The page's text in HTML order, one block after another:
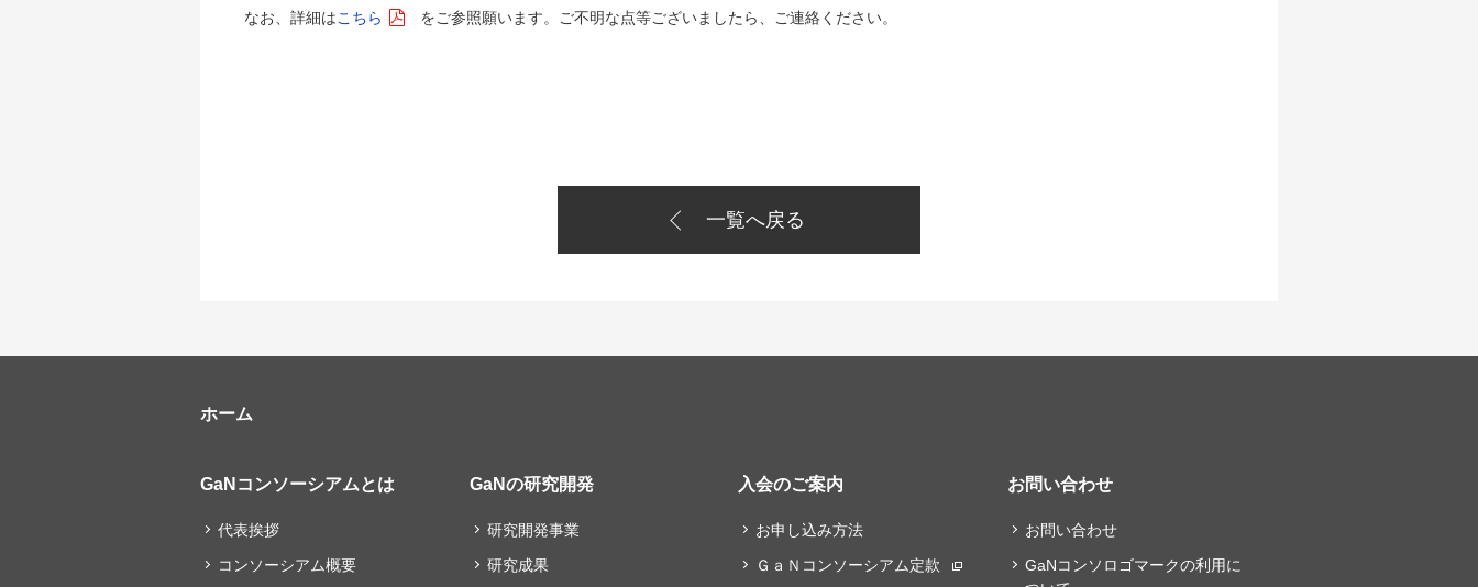
なお、詳細はこちら をご参照願います。ご不明な点等ございましたら、ご連絡ください。
一覧へ戻る
ホーム
GaNコンソーシアムとは
代表挨拶
コンソーシアム概要
GaNの研究開発
研究開発事業
研究成果
入会のご案内
お申し込み方法
ＧａＮコンソーシアム定款
お問い合わせ
お問い合わせ
GaNコンソロゴマークの利用に